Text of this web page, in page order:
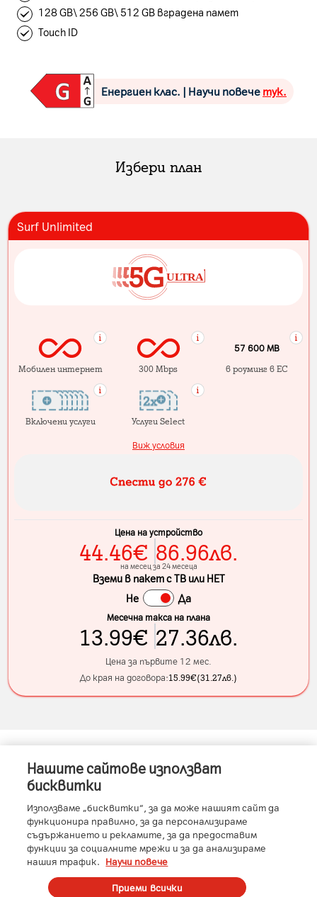
128 GB\ 256 GB\ 512 GB вградена памет
Touch ID
Енергиен клас. | Научи повече тук.
Избери план
Surf Unlimited
Мобилен интернет 300 Mbps
57 600 MB
в роуминг в ЕС
Включени услуги Услуги Select
Виж условия
Цена на устройство
44.46€ 86.96лв.
на месец за 24 месеца
Вземи в пакет с ТВ или НЕТ
Не
Да
Месечна такса на плана
13.99€ 27.36лв.
Цена за първите 12 мес.
До края на договора:15.99€(31.27лв.)
Информация за устройството
Характеристики
Производител:Apple
Вид SIM карта :eSIM
Условия
Нашите сайтове използват
бисквитки
Използваме „бисквитки“, за да може нашият сайт да
функционира правилно, за да персонализираме
съдържанието и рекламите, за да предоставим
функции за социалните мрежи и за да анализираме
нашия трафик. Научи повече
Приеми всички